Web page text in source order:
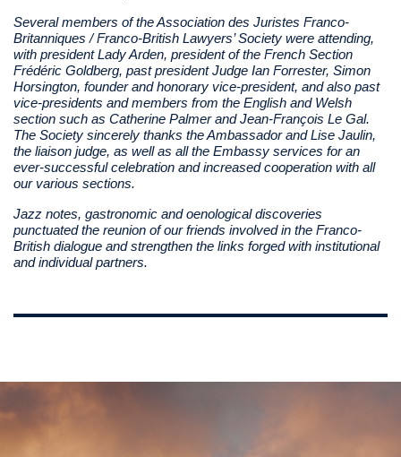
Several members of the Association des Juristes Franco-
Britanniques / Franco-British Lawyers’ Society were attending,
with president Lady Arden, president of the French Section
Frédéric Goldberg, past president Judge Ian Forrester, Simon
Horsington, founder and honorary vice-president, and also past
vice-presidents and members from the English and Welsh
section such as Catherine Palmer and Jean-François Le Gal.
The Society sincerely thanks the Ambassador and Lise Jaulin,
the liaison judge, as well as all the Embassy services for an
ever-successful celebration and increased cooperation with all
our various sections.
Jazz notes, gastronomic and oenological discoveries
punctuated the reunion of our friends involved in the Franco-
British dialogue and strengthen the links forged with institutional
and individual partners.